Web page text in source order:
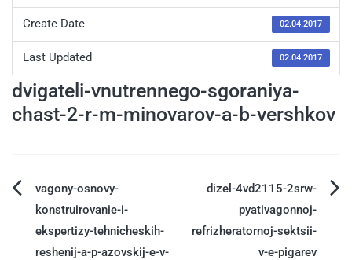
Create Date 02.04.2017
Last Updated 02.04.2017
dvigateli-vnutrennego-sgoraniya-
chast-2-r-m-minovarov-a-b-vershkov
vagony-osnovy-
konstruirovanie-i-
ekspertizy-tehnicheskih-
reshenij-a-p-azovskij-e-v-
dizel-4vd2115-2srw-
pyativagonnoj-
refrizheratornoj-sektsii-
v-e-pigarev